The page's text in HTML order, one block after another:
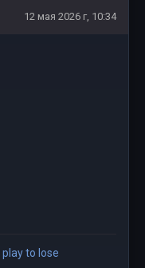
12 мая 2026 г, 10:34
play to lose